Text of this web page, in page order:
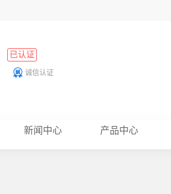
已认证
诚信认证
新闻中心 产品中心